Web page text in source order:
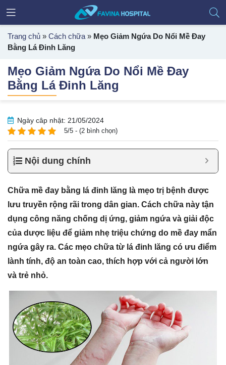
Trang chủ » Cách chữa » Mẹo Giảm Ngứa Do Nổi Mề Đay
Bằng Lá Đinh Lăng
Mẹo Giảm Ngứa Do Nổi Mề Đay
Bằng Lá Đinh Lăng
Ngày câp nhật: 21/05/2024
5/5 - (2 bình chọn)
Nội dung chính
Chữa mề đay bằng lá đinh lăng là mẹo trị bệnh được
lưu truyền rộng rãi trong dân gian. Cách chữa này tận
dụng công năng chống dị ứng, giảm ngứa và giải độc
của dược liệu để giảm nhẹ triệu chứng do mề đay mẩn
ngứa gây ra. Các mẹo chữa từ lá đinh lăng có ưu điểm
lành tính, độ an toàn cao, thích hợp với cả người lớn
và trẻ nhỏ.